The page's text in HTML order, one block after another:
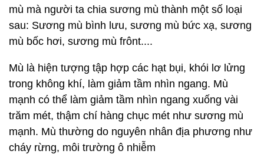
mù mà người ta chia sương mù thành một số loại
sau: Sương mù bình lưu, sương mù bức xạ, sương
mù bốc hơi, sương mù frônt....
Mù là hiện tượng tập hợp các hạt bụi, khói lơ lửng
trong không khí, làm giảm tầm nhìn ngang. Mù
mạnh có thể làm giảm tầm nhìn ngang xuống vài
trăm mét, thậm chí hàng chục mét như sương mù
mạnh. Mù thường do nguyên nhân địa phương như
cháy rừng, môi trường ô nhiễm